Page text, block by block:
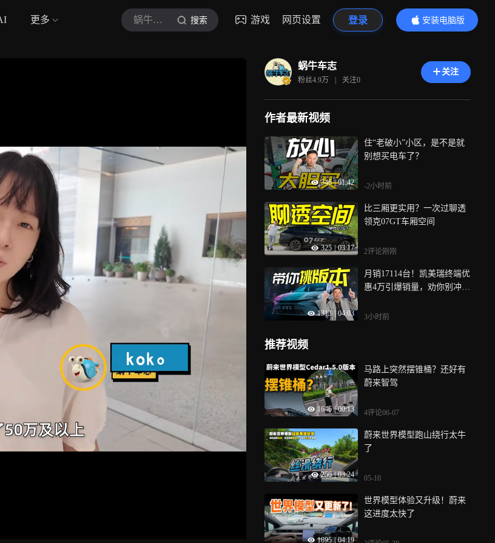
更多 蜗牛车志 搜索 游戏 网页设置 登录
安装电脑版
内容更精彩
蜗牛车志
粉丝4.9万 | 关注0
关注
作者最新视频
346 | 01:42
住“老破小”小区，是不是就
别想买电车了？
-2小时前
325 03:17
比三厢更实用？一次过聊透
领克07GT车厢空间
2评论刚刚
1313 | 04:03
月销17114台！凯美瑞终端优
惠4万引爆销量，劝你别冲顶
3小时前
推荐视频
1646 | 00:13
马路上突然摆锥桶？还好有
蔚来智驾
4评论06-07
256 | 03:24
蔚来世界模型跑山绕行太牛
了
05-10
1895 | 04:19
世界模型体验又升级！蔚来
这进度太快了